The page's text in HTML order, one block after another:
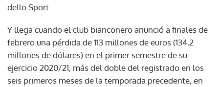
dello Sport.
Y llega cuando el club bianconero anunció a finales de
febrero una pérdida de 113 millones de euros (134,2
millones de dólares) en el primer semestre de su
ejercicio 2020/21, más del doble del registrado en los
seis primeros meses de la temporada precedente, en